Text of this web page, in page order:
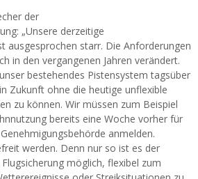
der
„Unsere derzeitige
ausgesprochen starr. Die Anforderungen
in den vergangenen Jahren verändert.
bestehendes Pistensystem tagsüber
Zukunft ohne die heutige unflexible
zu können. Wir müssen zum Beispiel
bereits eine Woche vorher für
anmelden.
werden. Denn nur so ist es der
möglich, flexibel zum